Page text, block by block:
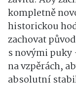
kompletně
historickou
zachovat
s novými
na vzpěrách,
absolutní